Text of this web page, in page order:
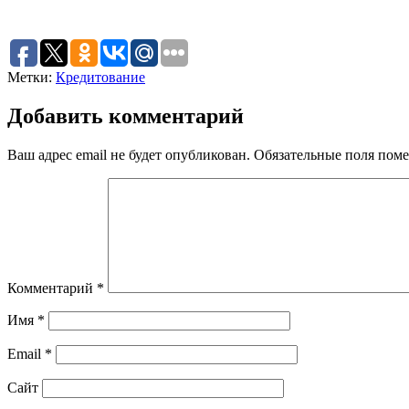
Метки: Кредитование
Добавить комментарий
Ваш адрес email не будет опубликован. Обязательные поля
Комментарий *
Имя *
Email *
Сайт